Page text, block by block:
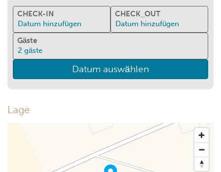
CHECK-IN
Datum hinzufügen
CHECK_OUT
Datum hinzufügen
Gäste
2 gäste
Datum auswählen
Lage